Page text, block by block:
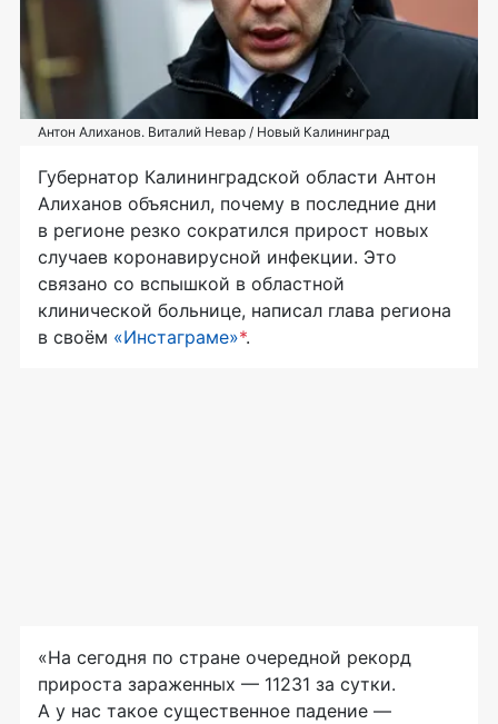
Антон Алиханов. Виталий Невар / Новый Калининград
Губернатор Калининградской области Антон
Алиханов объяснил, почему в последние дни
в регионе резко сократился прирост новых
случаев коронавирусной инфекции. Это
связано со вспышкой в областной
клинической больнице, написал глава региона
в своём «Инстаграме»*.
«На сегодня по стране очередной рекорд
прироста зараженных — 11231 за сутки.
А у нас такое существенное падение —